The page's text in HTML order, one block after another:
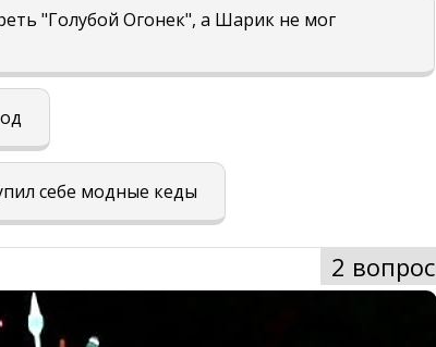
"Голубой Огонек", а Шарик не мог
себе модные кеды
2 вопрос